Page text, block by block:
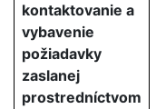
kontaktovanie a
vybavenie
požiadavky
zaslanej
prostredníctvom